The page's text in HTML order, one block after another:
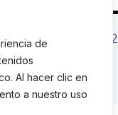
de
Al hacer clic en
a nuestro uso
|T.: +34 93 119 03 72